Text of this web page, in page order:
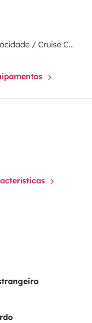
Regulador de velocidade / Cruise Control